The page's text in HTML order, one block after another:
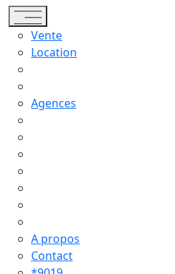
Toggle navigation
Vente
Location
Agences
A propos
Contact